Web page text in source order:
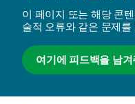
이 페이지 또는 해당 콘
술적 오류와 같은 문제
여기에 피드백을 남